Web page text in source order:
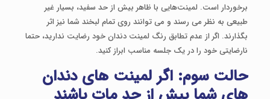
برخوردار است. لمینت‌هایی با ظاهر بیش از حد سفید، بسیار غیر
طبیعی به نظر می رسند و می توانند روی تمام لبخند شما نیز اثر
بگذارند. اگر از عدم تطابق رنگ لمینت دندان خود رضایت ندارید، حتما
نارضایتی خود را در یک جلسه مناسب ابراز کنید.
حالت سوم: اگر لمینت های دندان